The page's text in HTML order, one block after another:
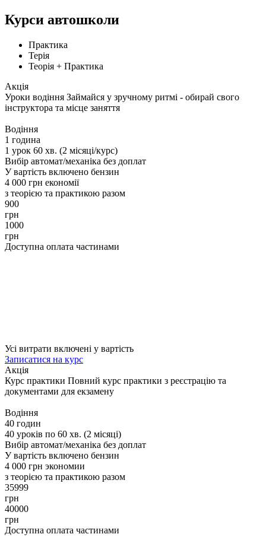
Курси автошколи
Практика
Терія
Теорія + Практика
Акція
Уроки водіння Займайся у зручному ритмі - обирай свого
інструктора та місце заняття
Водіння
1 година
1 урок 60 хв. (2 місяці/курс)
Вибір автомат/механіка без доплат
У вартість включено бензин
4 000 грн економії
з теорією та практикою разом
900
грн
1000
грн
Доступна оплата частинами
Усі витрати включені у вартість
Записатися на курс
Акція
Курс практики Повний курс практики з реєстрацію та
документами для екзамену
Водіння
40 годин
40 уроків по 60 хв. (2 місяці)
Вибір автомат/механіка без доплат
У вартість включено бензин
4 000 грн экономии
з теорією та практикою разом
35999
грн
40000
грн
Доступна оплата частинами